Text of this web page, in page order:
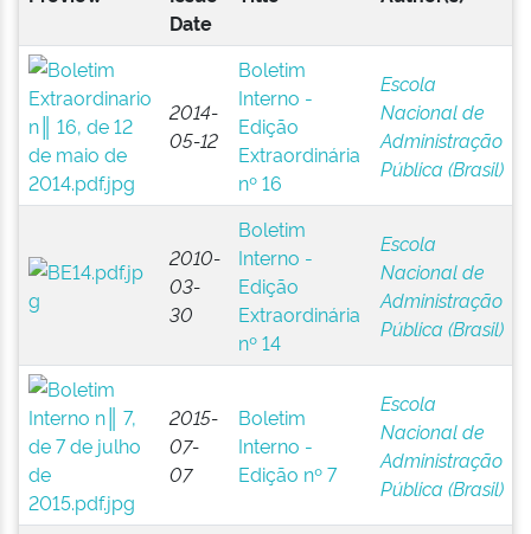
Date
2014-
05-12
Boletim
Interno -
Edição
Extraordinária
nº 16
Escola
Nacional de
Administração
Pública (Brasil)
2010-
03-
30
Boletim
Interno -
Edição
Extraordinária
nº 14
Escola
Nacional de
Administração
Pública (Brasil)
2015-
07-
07
Boletim
Interno -
Edição nº 7
Escola
Nacional de
Administração
Pública (Brasil)